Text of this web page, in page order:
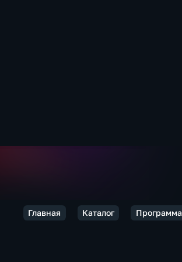
Главная Каталог Программа